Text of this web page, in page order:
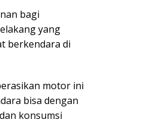
bagi
yang
berkendara di
motor ini
bisa dengan
konsumsi